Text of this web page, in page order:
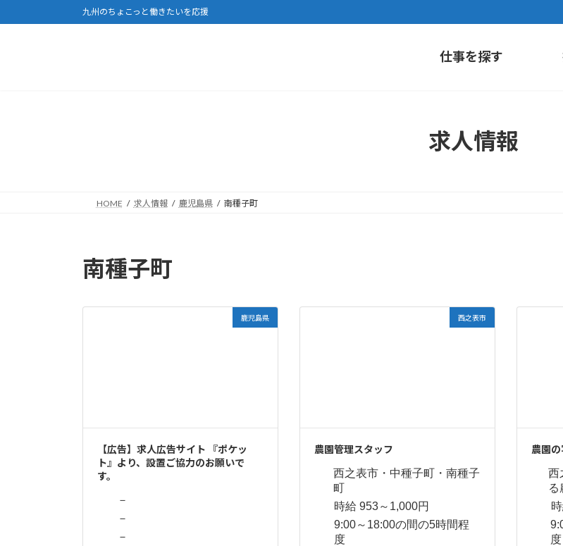
ン
ビ
九州のちょこっと働きたいを応援
仕事を探す
求人情報
HOME 求人情報 鹿児島県 南種子町
南種子町
鹿児島県
【広告】求人広告サイト 『ポケッ
ト』より、設置ご協力のお願いで
す。
－
－
－
西之表市
農園管理スタッフ
西之表市・中種子町・南種子
町
時給 953～1,000円
9:00～18:00の間の5時間程
度
農園
西
る
度